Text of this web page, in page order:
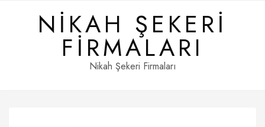
NIKAH ŞEKERI
FIRMALARI
Nikah Şekeri Firmaları